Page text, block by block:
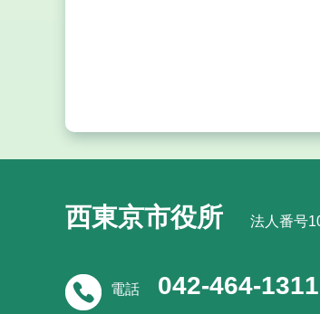
西東京市役所 法人番号
電話 042-464-1311